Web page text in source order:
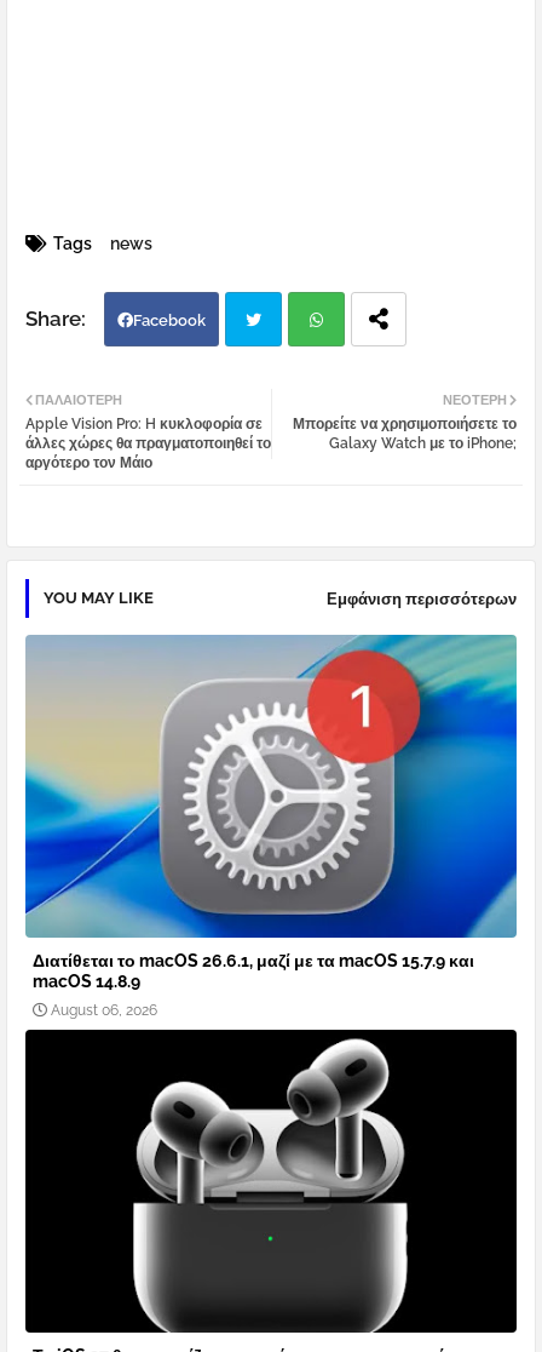
Tags news
Facebook
tter atsa
ΝΕΌΤΕΡΗ
Μπορείτε να χρησιμοποιήσετε το
Galaxy Watch με το iPhone;
ΠΑΛΑΙΌΤΕΡΗ
Apple Vision Pro: H κυκλοφορία σε
άλλες χώρες θα πραγματοποιηθεί το
αργότερο τον Μάιο
YOU MAY LIKE Εμφάνιση περισσότερων
Διατίθεται το macOS 26.6.1, μαζί με τα macOS 15.7.9 και
macOS 14.8.9
August 06, 2026